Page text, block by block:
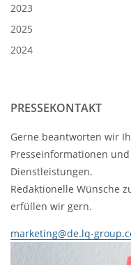
2023
2025
2024
PRESSEKONTAKT
Gerne beantworten wir
Presseinformationen
Dienstleistungen.
Redaktionelle Wünsche
erfüllen wir gern.
marketing@de.lq-